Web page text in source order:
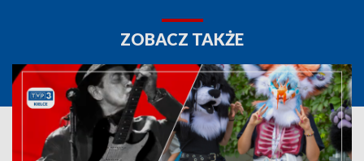
ZOBACZ TAKŻE